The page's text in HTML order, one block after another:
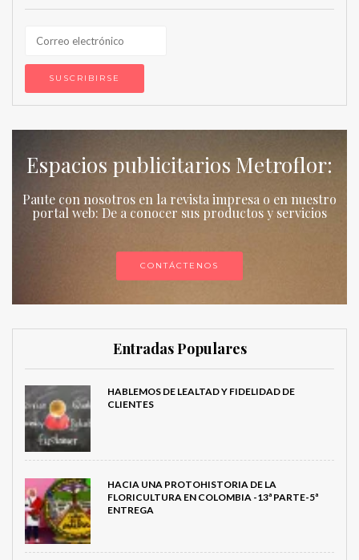
Espacios publicitarios Metroflor:
Paute con nosotros en la revista impresa o en nuestro
portal web: De a conocer sus productos y servicios
CONTÁCTENOS
Entradas Populares
HABLEMOS DE LEALTAD Y FIDELIDAD DE
CLIENTES
HACIA UNA PROTOHISTORIA DE LA
FLORICULTURA EN COLOMBIA -13ª PARTE-5ª
ENTREGA